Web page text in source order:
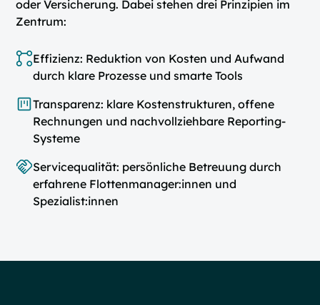
oder Versicherung. Dabei stehen drei Prinzipien im
Zentrum:
Effizienz: Reduktion von Kosten und Aufwand
durch klare Prozesse und smarte Tools
Transparenz: klare Kostenstrukturen, offene
Rechnungen und nachvollziehbare Reporting-
Systeme
Servicequalität: persönliche Betreuung durch
erfahrene Flottenmanager:innen und
Spezialist:innen